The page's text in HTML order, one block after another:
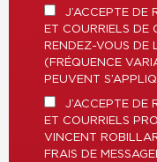
J’ACCEPTE DE
ET COURRIELS DE
RENDEZ-VOUS DE
(FRÉQUENCE
PEUVENT
J’ACCEPTE DE
ET COURRIELS
VINCENT
FRAIS DE